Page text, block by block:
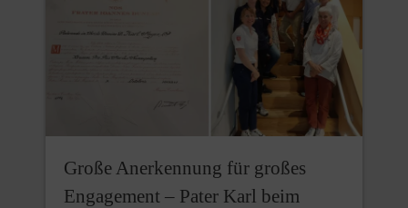
Große Anerkennung für großes
Engagement – Pater Karl beim